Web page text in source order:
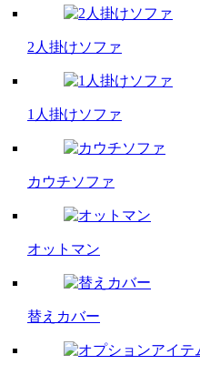
2人掛けソファ
1人掛けソファ
カウチソファ
オットマン
替えカバー